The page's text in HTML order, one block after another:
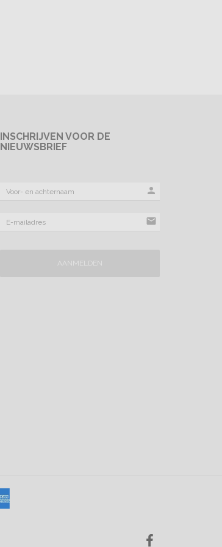
INSCHRIJVEN VOOR DE
NIEUWSBRIEF
person
mail
AANMELDEN